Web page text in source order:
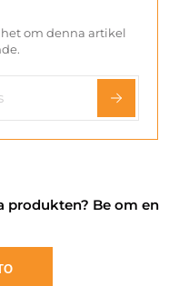
om denna artikel
produkten? Be om en